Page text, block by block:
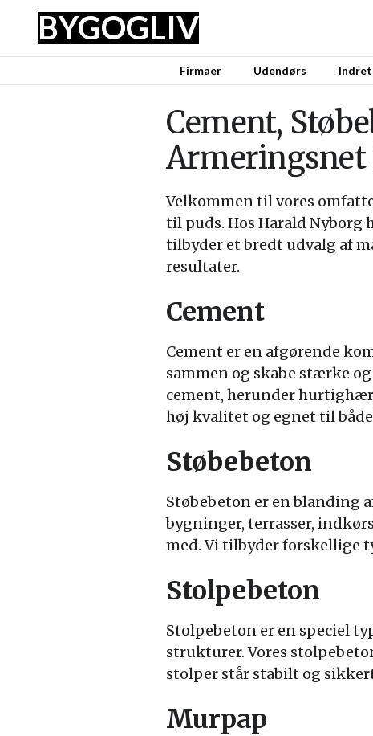
BYGOGLIV
Firmaer Udendørs
Cement,
Armeringsnet
Velkommen til vores
til puds. Hos Harald Nyborg
tilbyder et bredt udvalg af
resultater.
Cement
Cement er en afgørende
sammen og skabe stærke
cement, herunder
høj kvalitet og egnet til
Støbebeton
Støbebeton er en blanding
bygninger, terrasser,
med. Vi tilbyder forskellige
Stolpebeton
Stolpebeton er en speciel
strukturer. Vores
stolper står stabilt og
Murpap